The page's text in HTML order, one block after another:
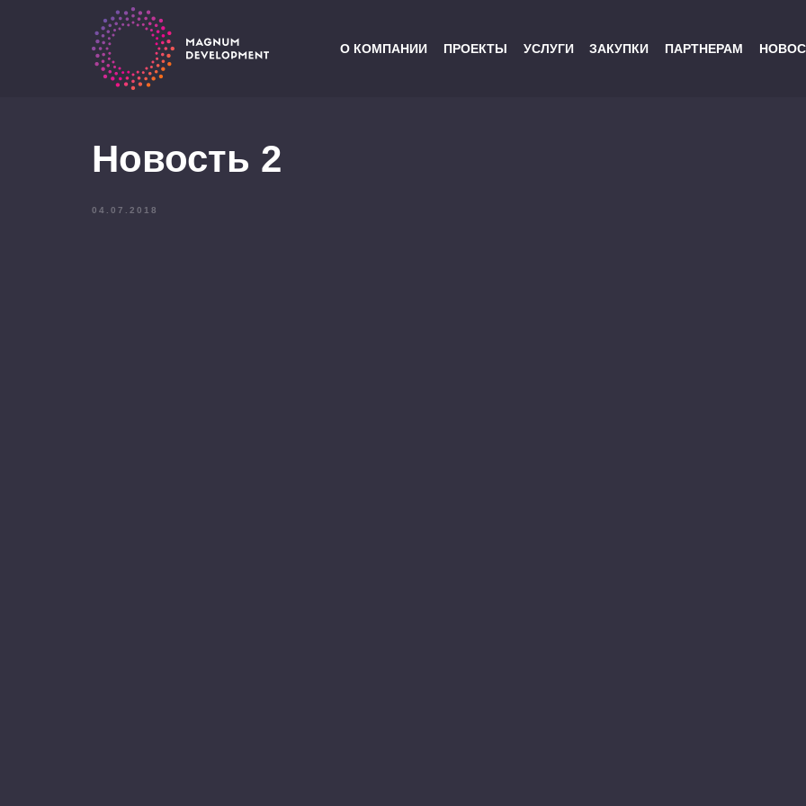
О КОМПАНИИ ПРОЕКТЫ УСЛУГИ ЗАКУПКИ ПАРТНЕРАМ
Новость 2
04.07.2018